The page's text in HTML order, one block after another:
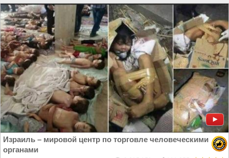
Израиль – мировой центр по торговле человеческими
органами